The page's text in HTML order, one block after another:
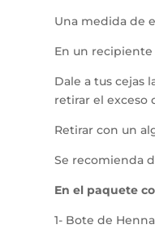
Una medida de
En un
Dale a tus cejas
retirar el exceso
Retirar con un
Se recomienda
En el paquete
1- Bote de